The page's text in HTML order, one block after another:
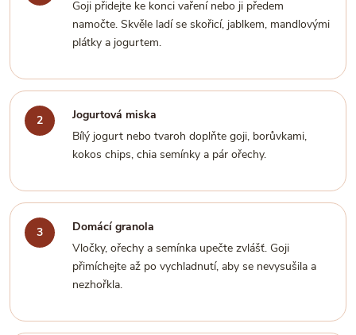
Goji přidejte ke konci vaření nebo ji předem
namočte. Skvěle ladí se skořicí, jablkem, mandlovými
plátky a jogurtem.
Jogurtová miska
Bílý jogurt nebo tvaroh doplňte goji, borůvkami,
kokos chips, chia semínky a pár ořechy.
Domácí granola
Vločky, ořechy a semínka upečte zvlášť. Goji
přimíchejte až po vychladnutí, aby se nevysušila a
nezhořkla.